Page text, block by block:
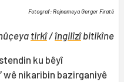
Fotograf: Rojnameya Gerger Firatê
tirkî/îngilîzîbitikîne
ku bêyî
wê nikaribin bazirganiyê